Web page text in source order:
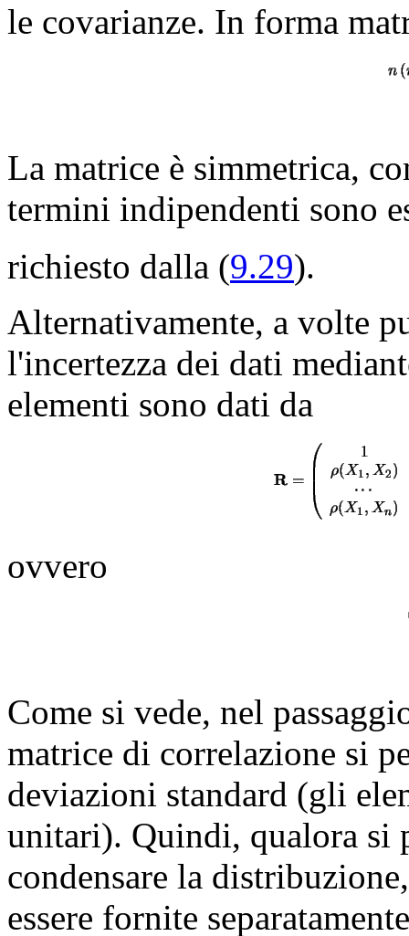
le covarianze. In forma
La matrice è simmetrica,
termini indipendenti sono
richiesto dalla (9.29).
Alternativamente, a volte
l'incertezza dei dati
elementi sono dati da
ovvero
Come si vede, nel
matrice di correlazione si
deviazioni standard (gli
unitari). Quindi, qualora si
condensare la
essere fornite